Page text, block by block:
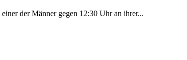
der Männer gegen 12:30 Uhr an ihrer...